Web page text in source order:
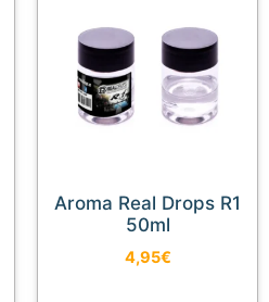
Aroma Real Drops R1
50ml
4,95€